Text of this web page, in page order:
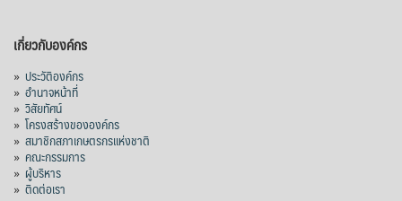
ไทยในช่วง 6 เดือนของปี 2569 (ม.ค.-มิ.ย.) มี
1,205 ล้านดอลลาร์สหรัฐ (ประมาณ
38,003.15 ล้านบาท) ลดลง 27.69%
ปรับตัวลดลงตามสภาวะเศรษฐกิจและการค้า
โลก โดยตลาดส่งออกสำคัญ จีน ส่งออกได้
1.52 ล้านตัน ลด 61.71%
เกี่ยวกับองค์กร
» ประวัติองค์กร
» อำนาจหน้าที่
» วิสัยทัศน์
» โครงสร้างขององค์กร
» สมาชิกสภาเกษตรกรแห่งชาติ
» คณะกรรมการ
» ผู้บริหาร
» ติดต่อเรา